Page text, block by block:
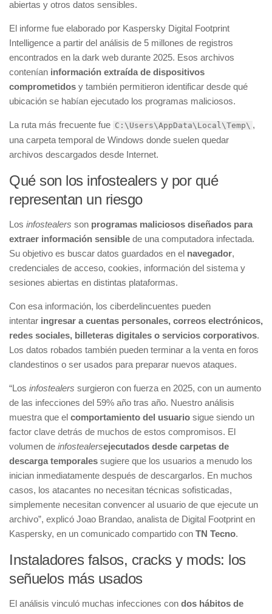
abiertas y otros datos sensibles.
El informe fue elaborado por Kaspersky Digital Footprint
Intelligence a partir del análisis de 5 millones de registros
encontrados en la dark web durante 2025. Esos archivos
contenían información extraída de dispositivos
comprometidos y también permitieron identificar desde qué
ubicación se habían ejecutado los programas maliciosos.
La ruta más frecuente fue C:\Users\AppData\Local\Temp\ ,
una carpeta temporal de Windows donde suelen quedar
archivos descargados desde Internet.
Qué son los infostealers y por qué
representan un riesgo
Los infostealers son programas maliciosos diseñados para
extraer información sensible de una computadora infectada.
Su objetivo es buscar datos guardados en el navegador,
credenciales de acceso, cookies, información del sistema y
sesiones abiertas en distintas plataformas.
Con esa información, los ciberdelincuentes pueden
intentar ingresar a cuentas personales, correos electrónicos,
redes sociales, billeteras digitales o servicios corporativos.
Los datos robados también pueden terminar a la venta en foros
clandestinos o ser usados para preparar nuevos ataques.
“Los infostealers surgieron con fuerza en 2025, con un aumento
de las infecciones del 59% año tras año. Nuestro análisis
muestra que el comportamiento del usuario sigue siendo un
factor clave detrás de muchos de estos compromisos. El
volumen de infostealersejecutados desde carpetas de
descarga temporales sugiere que los usuarios a menudo los
inician inmediatamente después de descargarlos. En muchos
casos, los atacantes no necesitan técnicas sofisticadas,
simplemente necesitan convencer al usuario de que ejecute un
archivo”, explicó Joao Brandao, analista de Digital Footprint en
Kaspersky, en un comunicado compartido con TN Tecno.
Instaladores falsos, cracks y mods: los
señuelos más usados
El análisis vinculó muchas infecciones con dos hábitos de